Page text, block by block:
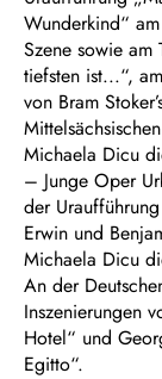
Wunderkind“
Szene sowie
tiefsten ist...“,
von Bram
Michaela Dicu
– Junge Oper
der
Erwin und
Michaela Dicu
An der
Inszenierungen
Hotel“ und
Egitto“.